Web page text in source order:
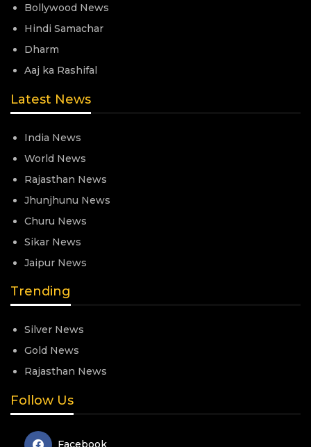
Bollywood News
Hindi Samachar
Dharm
Aaj ka Rashifal
Latest News
India News
World News
Rajasthan News
Jhunjhunu News
Churu News
Sikar News
Jaipur News
Trending
Silver News
Gold News
Rajasthan News
Follow Us
Facebook